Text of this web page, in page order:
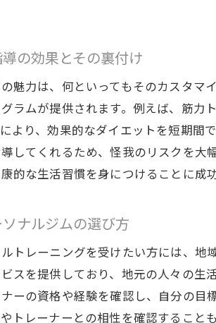
日立市で人気の
日立市で
パーソナ
実力のあ
地域密着
パーソナル
短期間で効果を
短期間で
集中トレ
成功を導
の効果とその裏付け
魅力は、何といってもそのカスタマ
ラムが提供されます。例えば、筋
より、効果的なダイエットを短期間
してくれるため、怪我のリスクを
的な生活習慣を身につけることに成
ナルジムの選び方
トレーニングを受けたい方には、
スを提供しており、地元の人々の
ーの資格や経験を確認し、自分の
トレーナーとの相性を確認すること